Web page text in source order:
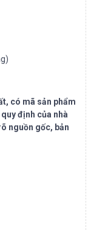
có mã sản phẩm
định của nhà
nguồn gốc, bản